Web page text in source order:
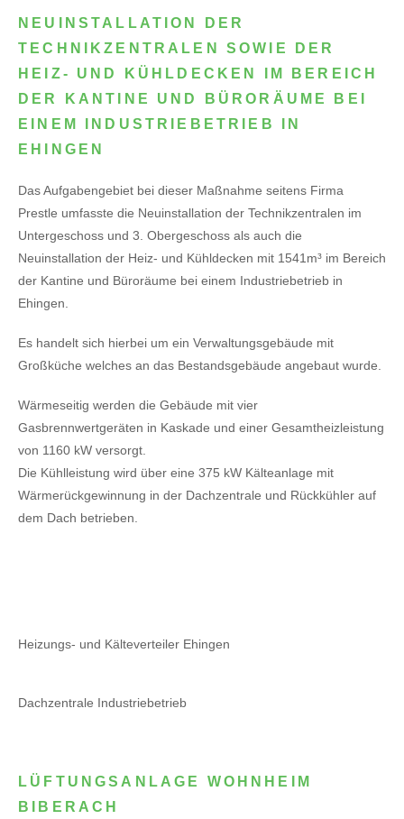
NEUINSTALLATION DER
TECHNIKZENTRALEN SOWIE DER
HEIZ- UND KÜHLDECKEN IM BEREICH
DER KANTINE UND BÜRORÄUME BEI
EINEM INDUSTRIEBETRIEB IN
EHINGEN
Das Aufgabengebiet bei dieser Maßnahme seitens Firma
Prestle umfasste die Neuinstallation der Technikzentralen im
Untergeschoss und 3. Obergeschoss als auch die
Neuinstallation der Heiz- und Kühldecken mit 1541m³ im Bereich
der Kantine und Büroräume bei einem Industriebetrieb in
Ehingen.
Es handelt sich hierbei um ein Verwaltungsgebäude mit
Großküche welches an das Bestandsgebäude angebaut wurde.
Wärmeseitig werden die Gebäude mit vier
Gasbrennwertgeräten in Kaskade und einer Gesamtheizleistung
von 1160 kW versorgt.
Die Kühlleistung wird über eine 375 kW Kälteanlage mit
Wärmerückgewinnung in der Dachzentrale und Rückkühler auf
dem Dach betrieben.
Heizungs- und Kälteverteiler Ehingen
Dachzentrale Industriebetrieb
LÜFTUNGSANLAGE WOHNHEIM
BIBERACH